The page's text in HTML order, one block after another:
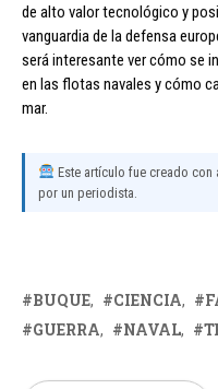
de alto valor tecnológico y
vanguardia de la defensa
será interesante ver cómo se
en las flotas navales y cómo
mar.
Este artículo fue creado
por un periodista.
BUQUE CIENCIA
GUERRA
NAVAL